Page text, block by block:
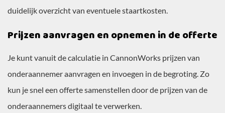
duidelijk overzicht van eventuele staartkosten.
Prijzen aanvragen en opnemen in de offerte
Je kunt vanuit de calculatie in CannonWorks prijzen van
onderaannemer aanvragen en invoegen in de begroting. Zo
kun je snel een offerte samenstellen door de prijzen van de
onderaannemers digitaal te verwerken.